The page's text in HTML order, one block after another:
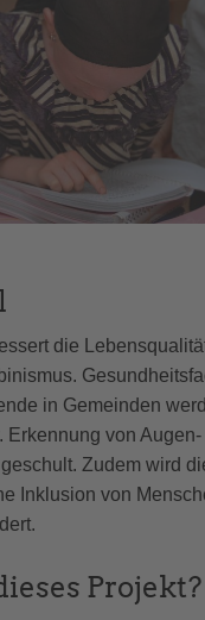
die
in Gemeinden
Erkennung von Augen-
Zudem wird
Inklusion von
Projekt?